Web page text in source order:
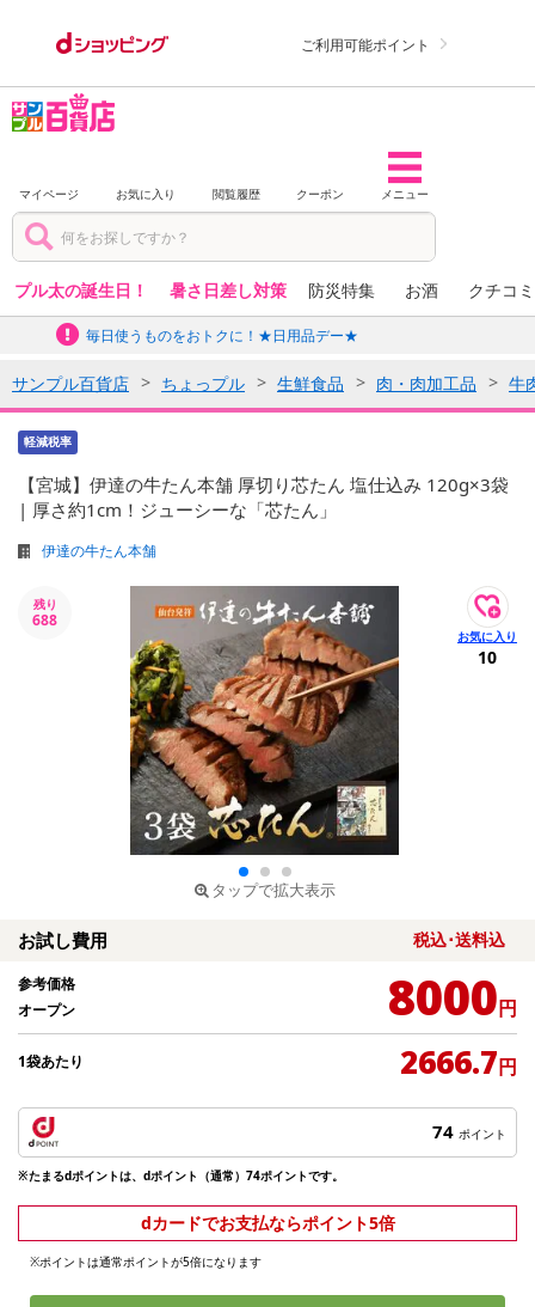
ご利用可能ポイント
マイページ お気に入り 閲覧履歴 クーポン メニュー
プル太の誕生日！ 暑さ日差し対策 防災特集 お酒 クチコ
毎日使うものをおトクに！★日用品デー★
サンプル百貨店 ちょっプル 生鮮食品 肉・肉加工品 牛
軽減税率
【宮城】伊達の牛たん本舗 厚切り芯たん 塩仕込み 120g×3袋
| 厚さ約1cm！ジューシーな「芯たん」
伊達の牛たん本舗
残り
688
タップで拡大表示
10
お試し費用 税込･送料込
参考価格
オープン
8000円
1袋あたり 2666.7円
74 ポイント
※たまるdポイントは、dポイント（通常）74ポイントです。
dカードでお支払ならポイント5倍
※ポイントは通常ポイントが5倍になります